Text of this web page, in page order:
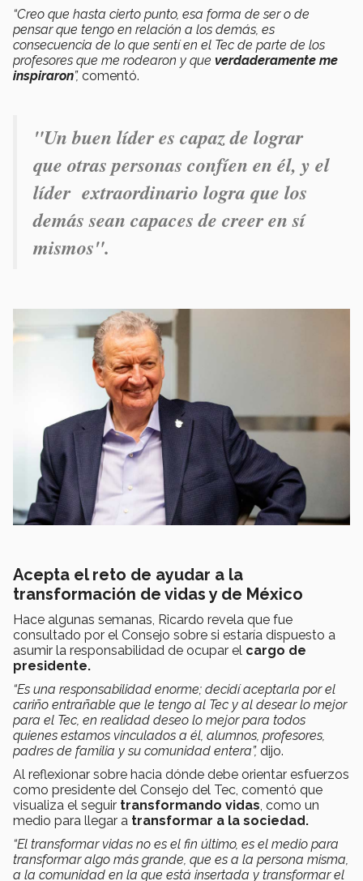
“Creo que hasta cierto punto, esa forma de ser o de
pensar que tengo en relación a los demás, es
consecuencia de lo que sentí en el Tec de parte de los
profesores que me rodearon y que verdaderamente me
inspiraron”, comentó.
"Un buen líder es capaz de lograr
que otras personas confíen en él, y el
líder extraordinario logra que los
demás sean capaces de creer en sí
mismos".
Acepta el reto de ayudar a la
transformación de vidas y de México
Hace algunas semanas, Ricardo revela que fue
consultado por el Consejo sobre si estaría dispuesto a
asumir la responsabilidad de ocupar el cargo de
presidente.
“Es una responsabilidad enorme; decidí aceptarla por el
cariño entrañable que le tengo al Tec y al desear lo mejor
para el Tec, en realidad deseo lo mejor para todos
quienes estamos vinculados a él, alumnos, profesores,
padres de familia y su comunidad entera”, dijo.
Al reflexionar sobre hacia dónde debe orientar esfuerzos
como presidente del Consejo del Tec, comentó que
visualiza el seguir transformando vidas, como un
medio para llegar a transformar a la sociedad.
“El transformar vidas no es el fin último, es el medio para
transformar algo más grande, que es a la persona misma,
a la comunidad en la que está insertada y transformar el